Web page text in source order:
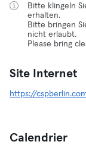
Bitte klingeln
erhalten.
Bitte bringen
nicht erlaubt.
Please bring
Site Internet
https://
Calendrier